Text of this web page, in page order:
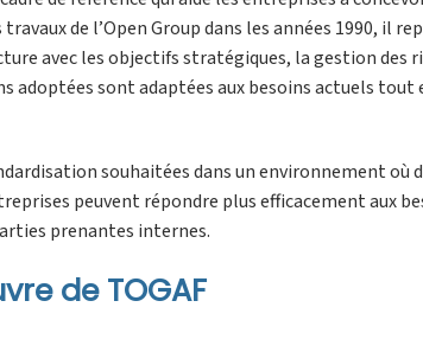
de l’Open Group dans les années 1990, il
avec les objectifs stratégiques, la gestion des
adoptées sont adaptées aux besoins actuels
souhaitées dans un environnement où
peuvent répondre plus efficacement aux
prenantes internes.
de TOGAF